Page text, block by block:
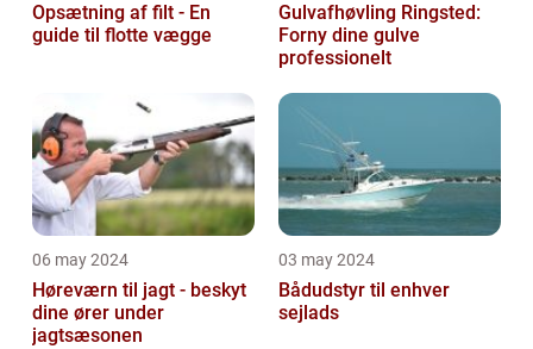
Opsætning af filt - En
guide til flotte vægge
Gulvafhøvling Ringsted:
Forny dine gulve
professionelt
06 may 2024
Høreværn til jagt - beskyt
dine ører under
jagtsæsonen
03 may 2024
Bådudstyr til enhver
sejlads